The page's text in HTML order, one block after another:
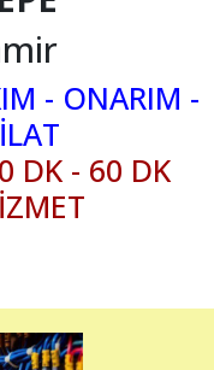
- ONARIM -
DK - 60 DK